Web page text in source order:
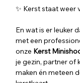
✨ Kerst staat weer
En wat is er leuker
met een
onze Kerst
je gezin, partner of
maken én meteen